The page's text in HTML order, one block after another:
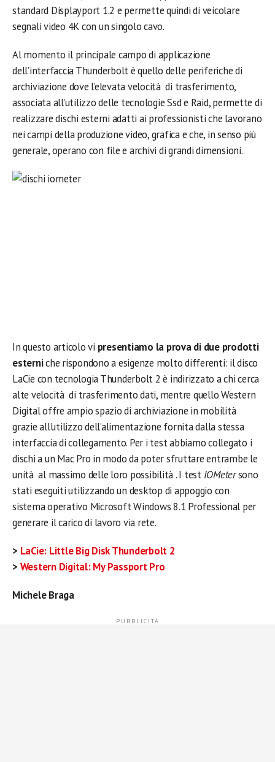
standard Displayport 1.2 e permette quindi di veicolare
segnali video 4K con un singolo cavo.
Al momento il principale campo di applicazione
dell’interfaccia Thunderbolt è quello delle periferiche di
archiviazione dove l’elevata velocità di trasferimento,
associata all’utilizzo delle tecnologie Ssd e Raid, permette di
realizzare dischi esterni adatti ai professionisti che lavorano
nei campi della produzione video, grafica e che, in senso più
generale, operano con file e archivi di grandi dimensioni.
In questo articolo vi presentiamo la prova di due prodotti
esterniche rispondono a esigenze molto differenti: il disco
LaCie con tecnologia Thunderbolt 2 è indirizzato a chi cerca
alte velocità di trasferimento dati, mentre quello Western
Digital offre ampio spazio di archiviazione in mobilità
grazie all’utilizzo dell’alimentazione fornita dalla stessa
interfaccia di collegamento. Per i test abbiamo collegato i
dischi a un Mac Pro in modo da poter sfruttare entrambe le
unità al massimo delle loro possibilità . I test IOMetersono
stati eseguiti utilizzando un desktop di appoggio con
sistema operativo Microsoft Windows 8.1 Professional per
generare il carico di lavoro via rete.
> LaCie: Little Big Disk Thunderbolt 2
> Western Digital: My Passport Pro
Michele Braga